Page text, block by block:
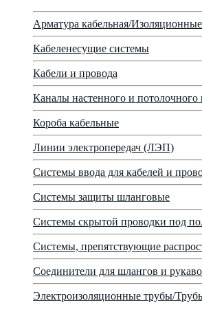
Арматура кабельная/
Кабеленесущие системы
Кабели и провода
Каналы настенного и потолочного
Короба кабельные
Линии электропередач (ЛЭП)
Системы ввода для кабелей и
Системы защиты шланговые
Системы скрытой проводки под
Системы, препятствующие
Соединители для шлангов и
Электроизоляционные трубы/